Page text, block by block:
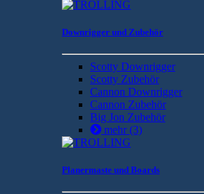
Downrigger und Zubehör
Scotty Downrigger
Scotty Zubehör
Cannon Downrigger
Cannon Zubehör
Big Jon Zubehör
mehr(3)
Planermaste und Boards